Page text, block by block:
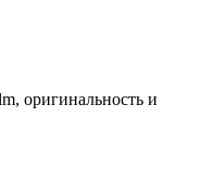
оригинальность и